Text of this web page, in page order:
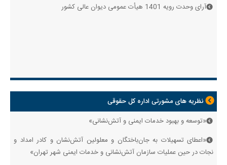
آرای وحدت رویه 1401 هیأت عمومی دیوان عالی کشور
نظریه های مشورتی اداره کل حقوقی
«توسعه و بهبود خدمات ایمنی و آتش‌نشانی»
«اعطای تسهیلات به جان‌باختگان و معلولین آتش‌نشان و کادر امداد و
نجات در حین عملیات سازمان آتش‌نشانی و خدمات ایمنی شهر تهران»